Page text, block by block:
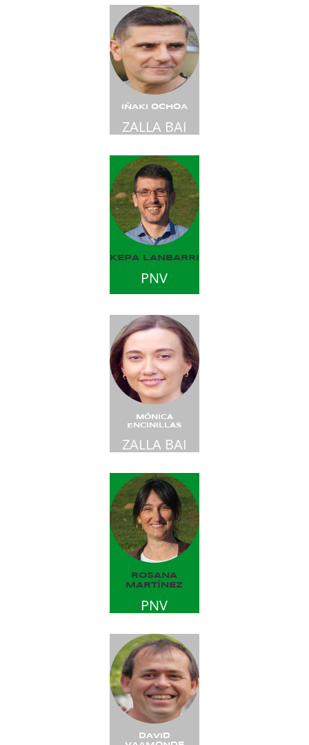
IÑAKI OCHOA
ZALLA BAI
KEPA LANBARRI
PNV
MÓNICA
ENCINILLAS
ZALLA BAI
ROSANA
MARTÍNEZ
PNV
DAVID